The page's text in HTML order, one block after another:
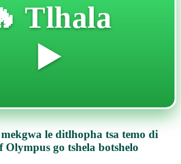
Tlhala
▶️
le ditlhopha tsa temo di
Olympus go tshela botshelo